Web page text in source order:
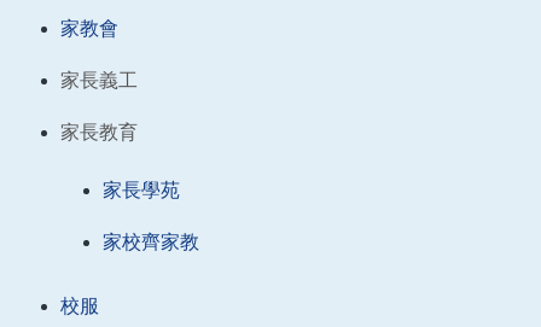
家教會
家長義工
家長教育
家長學苑
家校齊家教
校服